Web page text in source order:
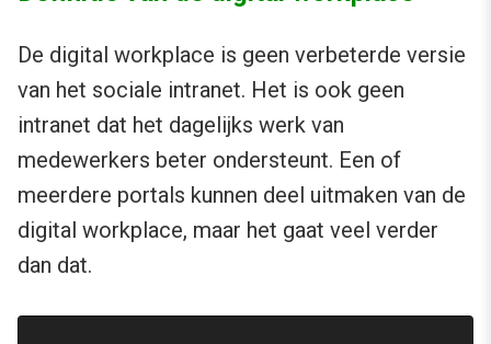
De digital workplace is geen verbeterde versie
van het sociale intranet. Het is ook geen
intranet dat het dagelijks werk van
medewerkers beter ondersteunt. Een of
meerdere portals kunnen deel uitmaken van de
digital workplace, maar het gaat veel verder
dan dat.